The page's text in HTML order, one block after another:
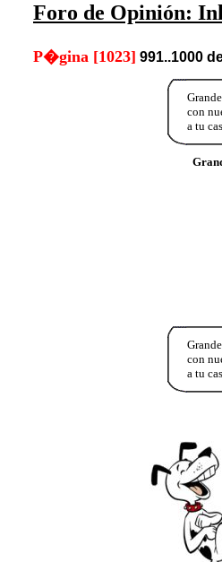
Foro de Opinión:
P�gina [1023] 991..1000
con
a tu
con
a tu